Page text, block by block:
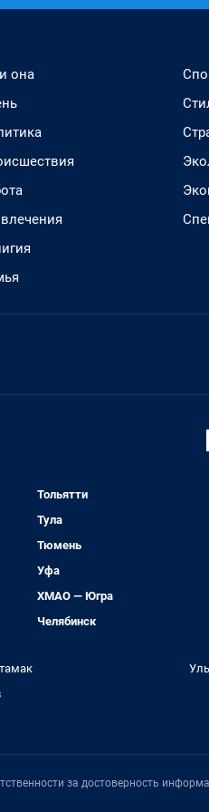
она
Тольятти
Тула
Тюмень
Уфа
ХМАО — Югра
Челябинск
за достоверность